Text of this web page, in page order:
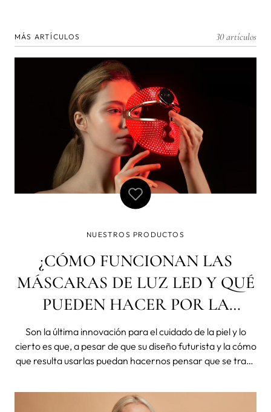
MÁS ARTÍCULOS 30 artículos
NUESTROS PRODUCTOS
¿CÓMO FUNCIONAN LAS
MÁSCARAS DE LUZ LED Y QUÉ
PUEDEN HACER POR LA
SALUD DE TU PIEL?
Son la última innovación para el cuidado de la piel y lo
cierto es que, a pesar de que su diseño futurista y la cómo
que resulta usarlas puedan hacernos pensar que se trata
la funcionalidad, las máscaras de luz LED están
demostrado ser,